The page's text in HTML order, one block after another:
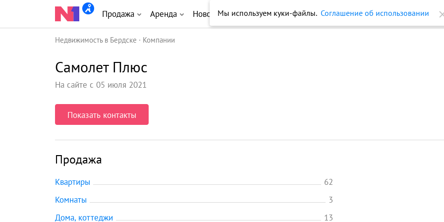
Продажа Аренда Новостройки Журнал Еще
Недвижимость в Бердске Компании
Самолет Плюс
На сайте с 05 июля 2021
Показать контакты
Продажа
Квартиры
62
Комнаты
3
Дома, коттеджи
13
Мы используем куки-файлы. Соглашение об использовании